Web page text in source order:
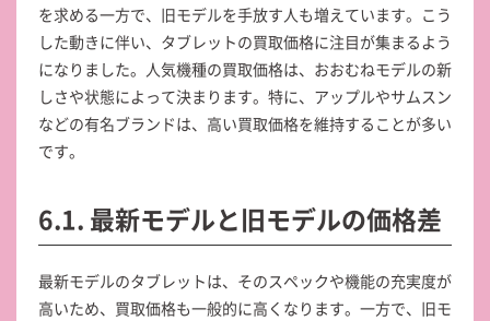
を求める一方で、旧モデルを手放す人も増えています。こう
した動きに伴い、タブレットの買取価格に注目が集まるよう
になりました。人気機種の買取価格は、おおむねモデルの新
しさや状態によって決まります。特に、アップルやサムスン
などの有名ブランドは、高い買取価格を維持することが多い
です。
6.1. 最新モデルと旧モデルの価格差
最新モデルのタブレットは、そのスペックや機能の充実度が
高いため、買取価格も一般的に高くなります。一方で、旧モ